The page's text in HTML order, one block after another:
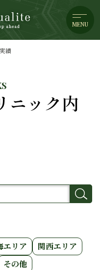
MENU
績
ニック内
エリア
関西エリア
その他